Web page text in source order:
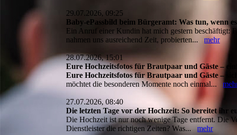
29.07.2026, 09:25
Baby-ePassbild beim Bürgeramt: Was tun, wenn
Ein Anruf einer Kundin hat mich gestern beschäftigt:
nahmen uns ausreichend Zeit, probierten...mehr
28.07.2026, 15:01
Eure Hochzeitsfotos für Brautpaar und Gäste –
Eure Hochzeitsfotos für Brautpaar und Gäste –
möchtet die besonderen Momente noch einmal...
27.07.2026, 08:40
Die letzten Tage vor der Hochzeit: So bereitet ihr
Die Hochzeit ist nur noch wenige Tage entfernt. Die
Dienstleister die richtigen Zeiten? Was...mehr